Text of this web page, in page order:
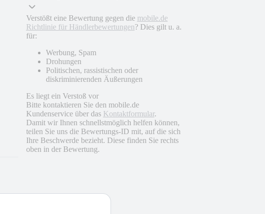
Verstößt eine Bewertung gegen die mobile.de
Richtlinie für Händlerbewertungen? Dies gilt u. a.
für:
Werbung, Spam
Drohungen
Politischen, rassistischen oder
diskriminierenden Äußerungen
Es liegt ein Verstoß vor
Bitte kontaktieren Sie den mobile.de
Kundenservice über das Kontaktformular.
Damit wir Ihnen schnellstmöglich helfen können,
teilen Sie uns die Bewertungs-ID mit, auf die sich
Ihre Beschwerde bezieht. Diese finden Sie rechts
oben in der Bewertung.